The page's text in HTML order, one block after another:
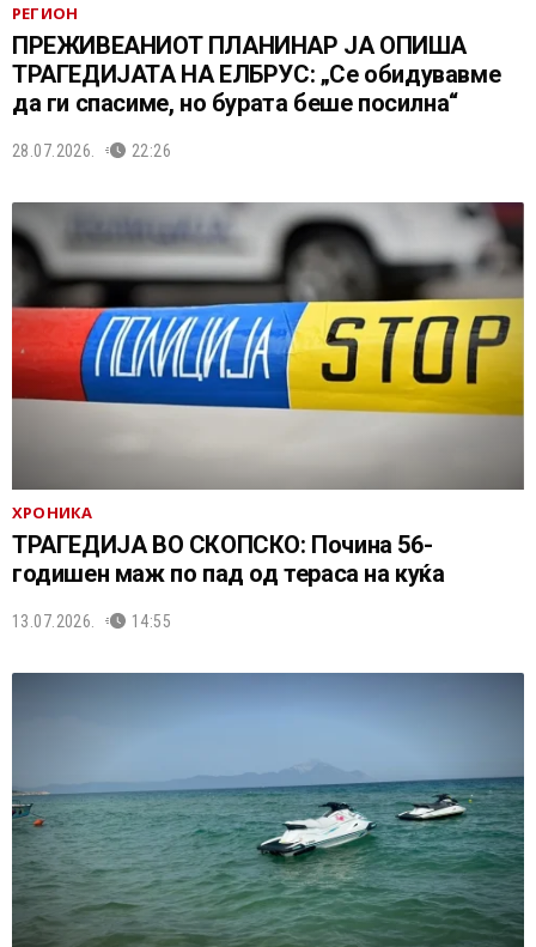
РЕГИОН
ПРЕЖИВЕАНИОТ ПЛАНИНАР ЈА ОПИША
ТРАГЕДИЈАТА НА ЕЛБРУС: „Се обидувавме
да ги спасиме, но бурата беше посилна“
28.07.2026. 22:26
ХРОНИКА
ТРАГЕДИЈА ВО СКОПСКО: Почина 56-
годишен маж по пад од тераса на куќа
13.07.2026. 14:55